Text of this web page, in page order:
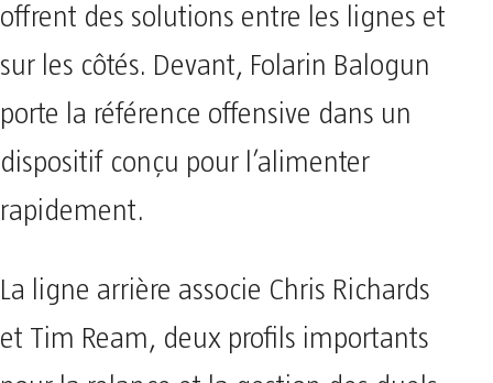
offrent des solutions entre les lignes et
sur les côtés. Devant, Folarin Balogun
porte la référence offensive dans un
dispositif conçu pour l’alimenter
rapidement.
La ligne arrière associe Chris Richards
et Tim Ream, deux profils importants